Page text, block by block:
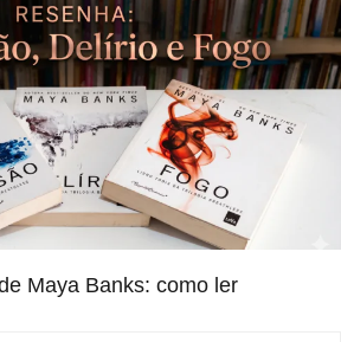
Maya Banks: como ler